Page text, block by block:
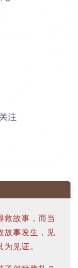
救故事，而当
故事发生，见
见证。